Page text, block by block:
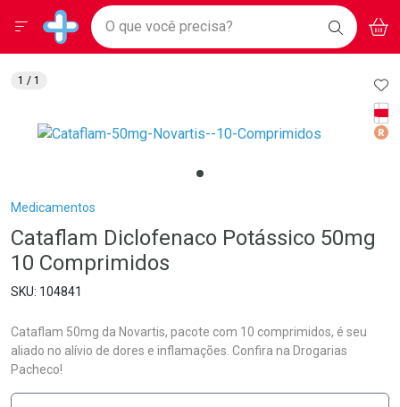
Drogarias Pacheco
Baixe nosso APP e aproveite Ofertas Exclusivas!
BAIXE
O APP
Ir direto para a home
pela página
Ir direto para o conteúdo
Ir direto para a busca
Ir direto para a conta
Ir direto para a notificações
Ir direto para o carrinho
Faça a sua busca
O que você precisa? BUSCAR
Menu
Breadcrumb
Medicamentos
Cataflam Diclofenaco Potássico 50mg
10 Comprimidos
104841
Cataflam 50mg da Novartis, pacote com 10 comprimidos, é seu
aliado no alívio de dores e inflamações. Confira na Drogarias
Pacheco!
1 / 1